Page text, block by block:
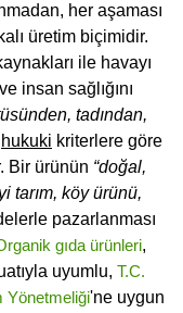
her aşaması
üretim biçimidir.
ile havayı
insan sağlığını
tadından,
hukuki kriterlere göre
Bir ürünün “doğal,
tarım, köy ürünü,
pazarlanması
gıda ürünleri,
uyumlu, T.C.
Yönetmeliği'ne uygun